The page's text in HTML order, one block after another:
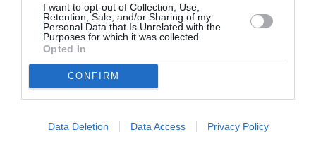
I want to opt-out of Collection, Use,
Retention, Sale, and/or Sharing of my
Personal Data that Is Unrelated with the
Purposes for which it was collected.
Opted In
CONFIRM
Data Deletion Data Access Privacy Policy
Concursul Miss Badante 2026: informații
despre înscrieri și participare